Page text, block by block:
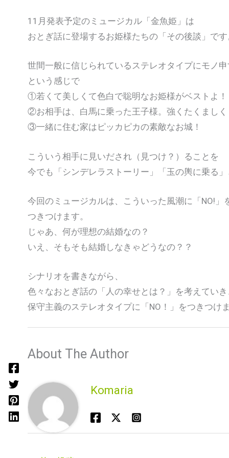
11月発表予定のミュージカル「金魚姫」は
おとぎ話に登場するお姫様たちの「その後談」です
世間一般に信じられているステレオタイプにモノ申
という感じで
①若くて美しくて色白で聡明なお姫様がベストよ！
②お相手は、白馬に乗った王子様。強くたくましく
③一緒に住む家はピッカピカの素敵なお城！
こういう相手に見いだされ（見つけ？）ることを
今でも「シンデレラストーリー」「玉の輿に乗る」
今回のミュージカルは、こういった風潮に「NO!」
つきつけます。
じゃあ、何が理想の結婚なの？
いえ、そもそも結婚しなきゃどうなの？？
シナリオを書きながら、
色々なおとぎ話の「人の幸せとは？」を考えていき
保守主義のステレオタイプに「NO！」をつきつけま
About The Author
Komaria